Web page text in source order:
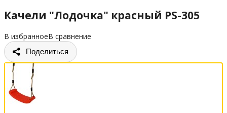
Качели "Лодочка" красный PS-305
В избранноеВ сравнение
Поделиться